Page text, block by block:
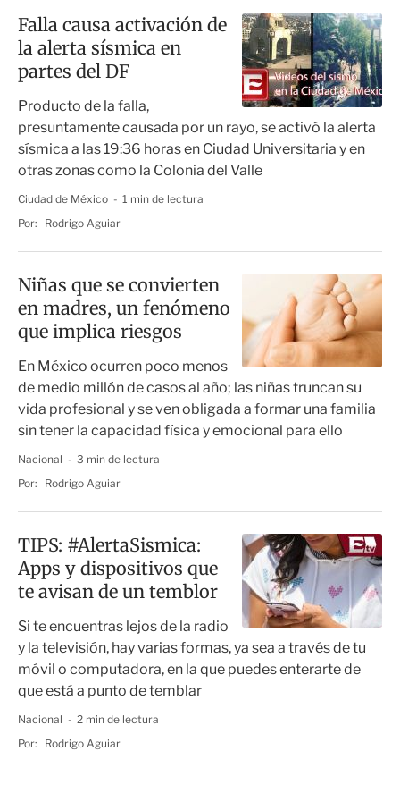
Falla causa activación de
la alerta sísmica en
partes del DF
Producto de la falla,
presuntamente causada por un rayo, se activó la alerta
sísmica a las 19:36 horas en Ciudad Universitaria y en
otras zonas como la Colonia del Valle
Ciudad de México
1 min de lectura
Por:
Rodrigo Aguiar
Niñas que se convierten
en madres, un fenómeno
que implica riesgos
En México ocurren poco menos
de medio millón de casos al año; las niñas truncan su
vida profesional y se ven obligada a formar una familia
sin tener la capacidad física y emocional para ello
Nacional
3 min de lectura
Por:
Rodrigo Aguiar
TIPS: #AlertaSismica:
Apps y dispositivos que
te avisan de un temblor
Si te encuentras lejos de la radio
y la televisión, hay varias formas, ya sea a través de tu
móvil o computadora, en la que puedes enterarte de
que está a punto de temblar
Nacional
2 min de lectura
Por:
Rodrigo Aguiar